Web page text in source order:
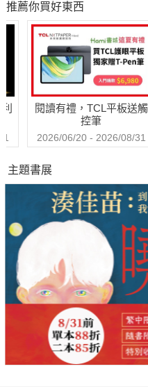
劃，面對孩子進入
「超長青春期」，
走出焦慮、得到療
癒的新教養守則
推薦你買好東西
閱讀有禮，TCL平板送觸
控筆
2026/06/20 - 2026/08/31
主題書展